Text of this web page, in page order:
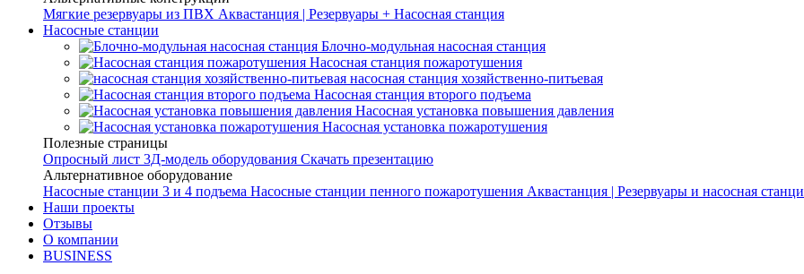
Мягкие резервуары из ПВХ Аквастанция | Резервуары + Насосная станция
Насосные станции
Блочно-модульная насосная станция
Насосная станция пожаротушения
насосная станция хозяйственно-питьевая
Насосная станция второго подъема
Насосная установка повышения давления
Насосная установка пожаротушения
Полезные страницы
Опросный лист 3Д-модель оборудования Скачать презентацию
Альтернативное оборудование
Насосные станции 3 и 4 подъема Насосные станции пенного пожаротушения Аквастанция | Резервуары и насосная
Наши проекты
Отзывы
О компании
BUSINESS